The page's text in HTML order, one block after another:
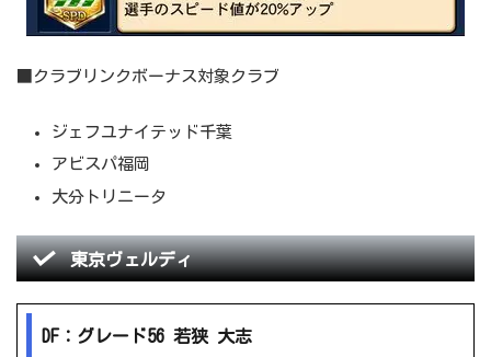
■クラブリンクボーナス対象クラブ
ジェフユナイテッド千葉
アビスパ福岡
大分トリニータ
東京ヴェルディ
DF：グレード56 若狭 大志